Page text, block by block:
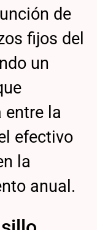
de
fijos del
un
entre la
efectivo
la
anual.